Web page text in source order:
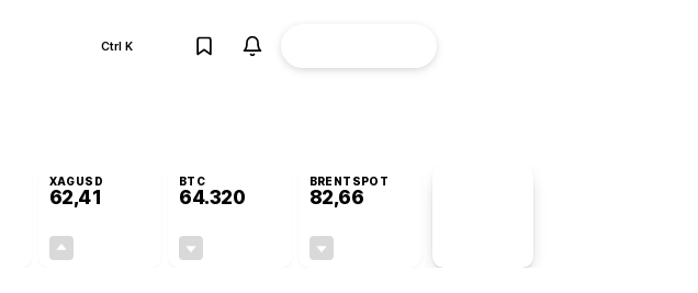
Ctrl K
XAGUSD
62,41
BTC
64.320
BRENTSPOT
82,66